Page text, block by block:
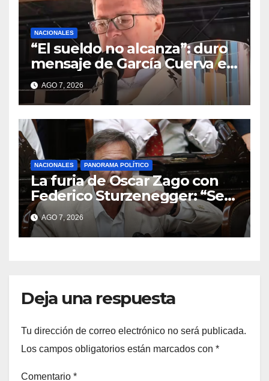
NACIONALES
“El sueldo no alcanza”: duro
mensaje de García Cuerva en
San Cayetano
AGO 7, 2026
NACIONALES PANORAMA POLÍTICO
La furia de Oscar Zago con
Federico Sturzenegger: “Se
cree que somos títeres o
estúpidos”
AGO 7, 2026
Deja una respuesta
Tu dirección de correo electrónico no será publicada.
Los campos obligatorios están marcados con *
Comentario *